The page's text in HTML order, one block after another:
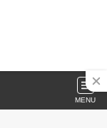
MENU